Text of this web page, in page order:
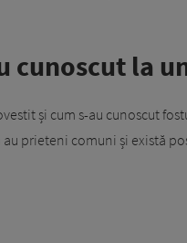
cunoscut la
și cum s-au cunoscut
prieteni comuni și există